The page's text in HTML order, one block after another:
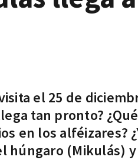
el 25 de
tan pronto?
en los alféizares?
(Mikulás)